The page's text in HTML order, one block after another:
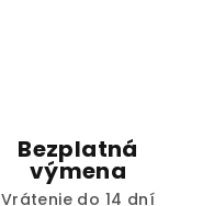
Bezplatná
výmena
Vrátenie do 14 dní